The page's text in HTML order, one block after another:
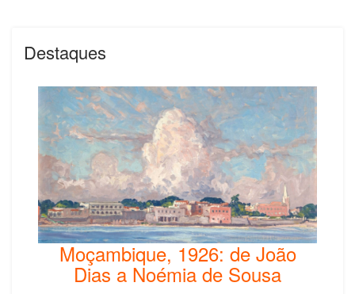
Destaques
Moçambique, 1926: de João
Dias a Noémia de Sousa